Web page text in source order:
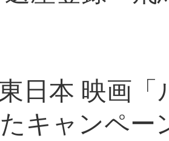
日本 映画
キャンペー